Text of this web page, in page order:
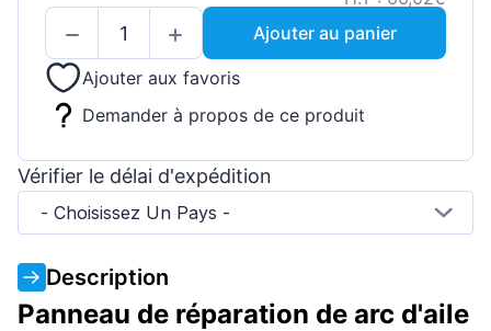
Ajouter au panier
Ajouter aux favoris
Demander à propos de ce produit
Vérifier le délai d'expédition
- Choisissez Un Pays -
Description
Panneau de réparation de arc d'aile